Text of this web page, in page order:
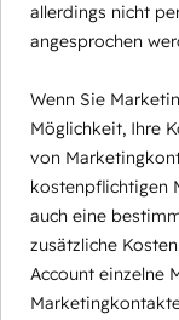
allerdings nicht
angesprochen
Wenn Sie
Möglichkeit, Ihre
von
kostenpflichtigen
auch eine
zusätzliche
Account einzelne